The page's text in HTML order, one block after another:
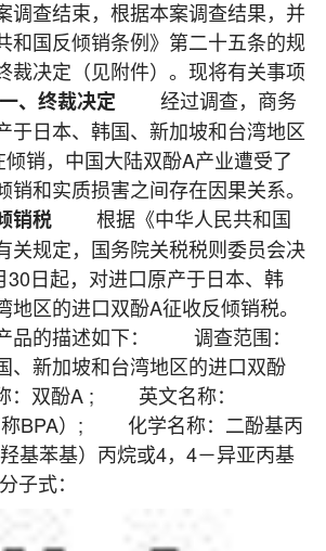
调查结束，根据本案调查结果，并
和国反倾销条例》第二十五条的规
裁决定（见附件）。现将有关事项
一、终裁决定 经过调查，商务
于日本、韩国、新加坡和台湾地区
销，中国大陆双酚A产业遭受了
销和实质损害之间存在因果关系。
销税 根据《中华人民共和国
关规定，国务院关税税则委员会决
30日起，对进口原产于日本、韩
地区的进口双酚A征收反倾销税。
的描述如下： 调查范围：
、新加坡和台湾地区的进口双酚
双酚A ; 英文名称：
称BPA）; 化学名称：二酚基丙
基苯基）丙烷或4，4－异亚丙基
式：